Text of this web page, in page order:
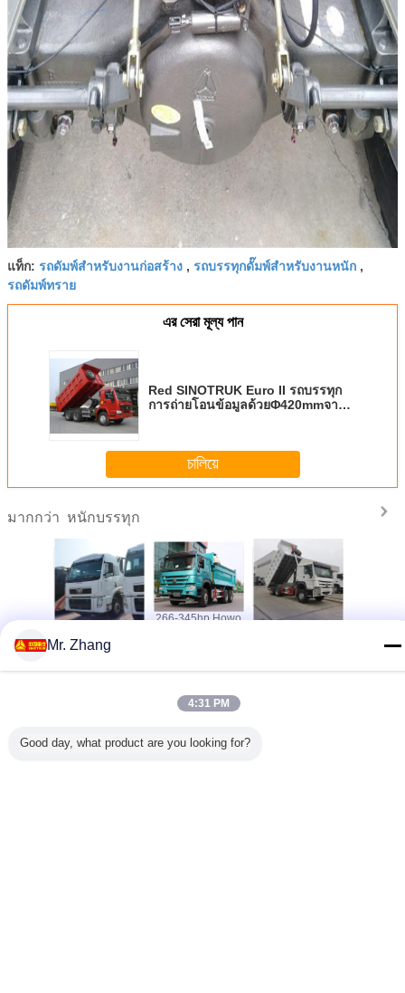
แท็ก: รถดัมพ์สำหรับงานก่อสร้าง , รถบรรทุกดั๊มพ์สำหรับงานหนัก ,
รถดัมพ์ทราย
এর সেরা মূল্য পান
Red SINOTRUK Euro II รถบรรทุก
การถ่ายโอนข้อมูลด้วยΦ420mmจาน
চালিয়ে
มากกว่า หนักบรรทุก
บล้อ
นหนัก
ะพวง
FAW Jiefang J5P
ใหญ่, หัวเกียร์ขนาด
บรรทุกหนัก
266-345hp Howo
โครงสร้างที่มั่นคง
ทนทาน Sinotruk
พลิกคว่ำยูโร 2
หนักที่มีพ
ความจุ
Mr. Zhang
4:31 PM
Good day, what product are you looking for?